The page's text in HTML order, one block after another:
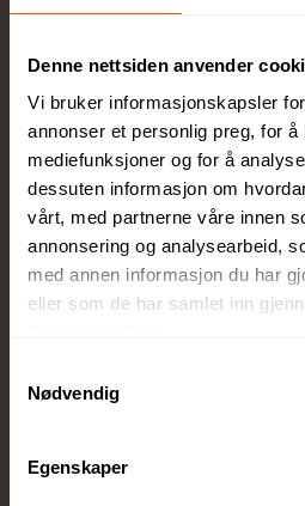
Denne nettsiden anvender
Vi bruker informasjonskapsler
annonser et personlig preg, for
mediefunksjoner og for å
dessuten informasjon om
vårt, med partnerne våre innen
annonsering og analysearbeid,
med annen informasjon du har
eller som de har samlet inn
Nødvendig
Egenskaper
Du godkjenner alltid
ordren i
Egen